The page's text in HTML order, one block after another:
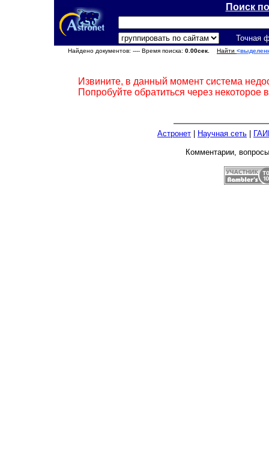
Поиск
Точная
Найдено документов: ---- Время поиска: 0.00сек. Найти
Извините, в данный момент система
Попробуйте обратиться через некоторое
Астронет Научная сеть
Комментарии,